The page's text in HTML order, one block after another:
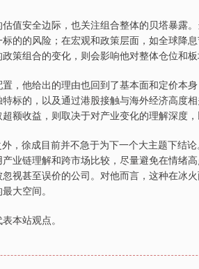
安全边际，也关注组合整体的贝塔暴露
的的风险；在宏观和政策层面，如全球降
策组合的变化，则会影响他对整体仓位和板
他给出的理由也回到了基本面和定价本身
标的，以及通过港股接触与海外经济高度
额收益，则取决于对产业变化的理解深度
徐成目前并不急于为下一个大主题下结
业链理解和跨市场比较，尽量避免在情绪
视甚至误价的公司。对他而言，这种在冰
大空间。
本站观点。